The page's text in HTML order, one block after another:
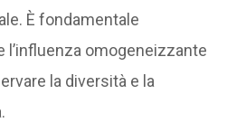
È fondamentale
omogeneizzante
la diversità e la